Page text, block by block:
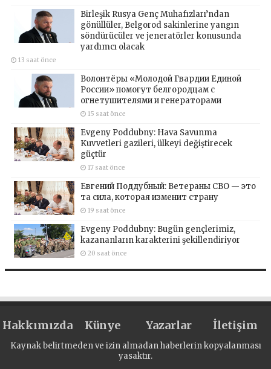
Birleşik Rusya Genç Muhafızları’ndan
gönüllüler, Belgorod sakinlerine yangın
söndürücüler ve jeneratörler konusunda
yardımcı olacak
13 saat önce
Волонтёры «Молодой Гвардии Единой
России» помогут белгородцам с
огнетушителями и генераторами
15 saat önce
Evgeny Poddubny: Hava Savunma
Kuvvetleri gazileri, ülkeyi değiştirecek
güçtür
17 saat önce
Евгений Поддубный: Ветераны СВО — это
та сила, которая изменит страну
19 saat önce
Evgeny Poddubny: Bugün gençlerimiz,
kazananların karakterini şekillendiriyor
20 saat önce
Hakkımızda Künye Yazarlar İletişim
Kaynak belirtmeden ve izin almadan haberlerin kopyalanması
yasaktır.